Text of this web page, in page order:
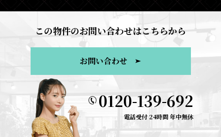
この物件のお問い合わせはこちらから
お問い合わせ
0120-139-692
電話受付 24時間 年中無休